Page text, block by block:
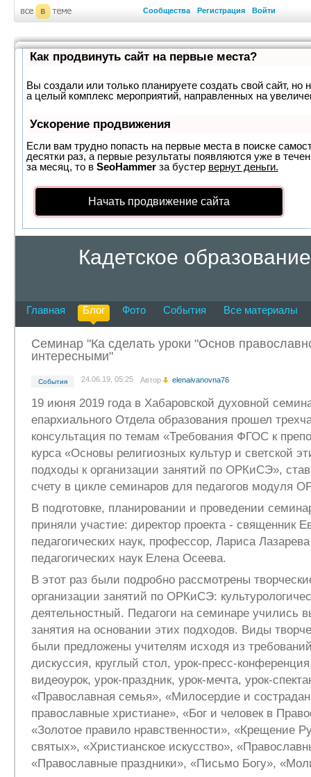
Сообщества Регистрация Войти
Как продвинуть сайт на первые места?
Вы создали или только планируете создать свой сайт, но
а целый комплекс мероприятий, направленных на
Ускорение продвижения
Если вам трудно попасть на первые места в поиске
десятки раз, а первые результаты появляются уже в
за месяц, то в SeoHammerза бустер вернут деньги.
Начать продвижение сайта
Кадетское
Главная Блог Фото События Все материалы
Семинар "Ка сделать уроки "Основ
интересными"
События 24.06.19, 05:25 Автор elenaivanovna76
19 июня 2019 года в Хабаровской духовной
епархиального Отдела образования прошел
консультация по темам «Требования ФГОС к
курса «Основы религиозных культур и светской
подходы к организации занятий по ОРКиСЭ»,
счету в цикле семинаров для педагогов
В подготовке, планировании и проведении
приняли участие: директор проекта - священник
педагогических наук, профессор, Лариса
педагогических наук Елена Осеева.
В этот раз были подробно рассмотрены
организации занятий по ОРКиСЭ:
деятельностный. Педагоги на семинаре учились
занятия на основании этих подходов. Виды
были предложены учителям исходя из
дискуссия, круглый стол, урок-пресс-
видеоурок, урок-праздник, урок-мечта, урок-
«Православная семья», «Милосердие и
православные христиане», «Бог и человек в
«Золотое правило нравственности», «Крещение
святых», «Христианское искусство»,
«Православные праздники», «Письмо Богу»,